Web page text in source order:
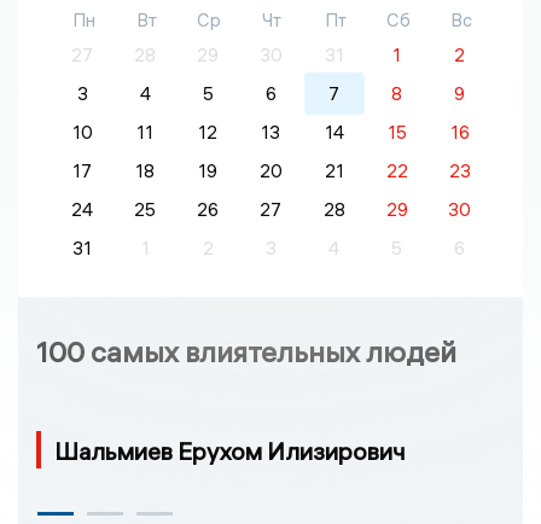
Пн Вт Ср Чт Пт Сб
Вс
27
28 29 30 31 1
2
3
4 5 6 7 8
9
10
11 12 13 14 15
16
17
18 19 20 21 22
23
24
25 26 27 28 29
30
31
1 2 3 4 5 6
100 самых влиятельных людей
Шальмиев Ерухом Илизирович